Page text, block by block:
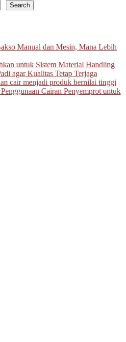
Search
Manual dan Mesin, Mana Lebih
untuk Sistem Material Handling
agar Kualitas Tetap Terjaga
cair menjadi produk bernilai tinggi
Cairan Penyemprot untuk